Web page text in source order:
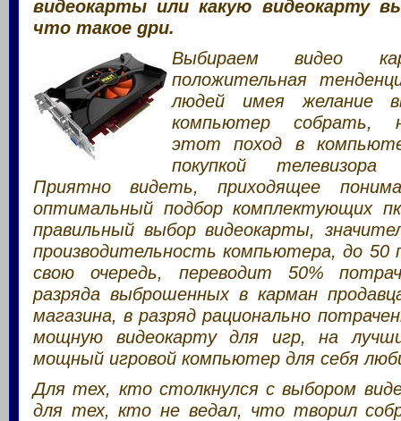
видеокарты или какую видеокарту
что такое gpu.
Выбираем видео
положительная
людей имея желание
компьютер собрать,
этот поход в
покупкой
Приятно видеть, приходящее
оптимальный подбор комплектующих
правильный выбор видеокарты,
производительность компьютера, до 50
свою очередь, переводит 50%
разряда выброшенных в карман
магазина, в разряд рационально
мощную видеокарту для игр, на
мощный игровой компьютер для себя
Для тех, кто столкнулся с выбором
для тех, кто не ведал, что творил